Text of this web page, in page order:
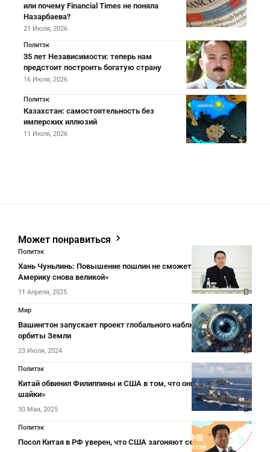
или почему Financial Times не поняла
Назарбаева?
21 Июля, 2026
Политэк
35 лет Независимости: теперь нам
предстоит построить богатую страну
16 Июля, 2026
Политэк
Казахстан: самостоятельность без
имперских иллюзий
11 Июля, 2026
Может понравиться
Политэк
Хань Чуньлинь: Повышение пошлин не сможет «сделать
Америку снова великой»
11 Апреля, 2025
Мир
Вашингтон запускает проект глобального наблюдения с
орбиты Земли
23 Июля, 2024
Политэк
Китай обвинил Филиппины и США в том, что они «сбиваются в
шайки»
30 Мая, 2025
Политэк
Посол Китая в РФ уверен, что США загоняют себя в изоляцию